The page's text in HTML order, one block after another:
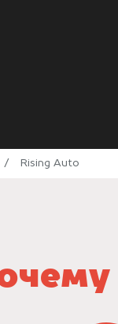
/ Rising Auto